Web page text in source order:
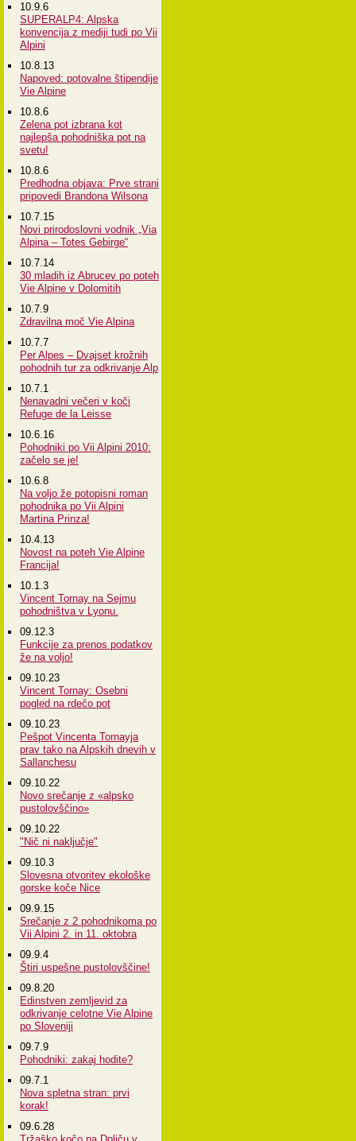
10.9.6
SUPERALP4: Alpska
konvencija z mediji tudi po Vii
Alpini
10.8.13
Napoved: potovalne štipendije
Vie Alpine
10.8.6
Zelena pot izbrana kot
najlepša pohodniška pot na
svetu!
10.8.6
Predhodna objava: Prve strani
pripovedi Brandona Wilsona
10.7.15
Novi prirodoslovni vodnik „Via
Alpina – Totes Gebirge“
10.7.14
30 mladih iz Abrucev po poteh
Vie Alpine v Dolomitih
10.7.9
Zdravilna moč Vie Alpina
10.7.7
Per Alpes – Dvajset krožnih
pohodnih tur za odkrivanje Alp
10.7.1
Nenavadni večeri v koči
Refuge de la Leisse
10.6.16
Pohodniki po Vii Alpini 2010:
začelo se je!
10.6.8
Na voljo že potopisni roman
pohodnika po Vii Alpini
Martina Prinza!
10.4.13
Novost na poteh Vie Alpine
Francija!
10.1.3
Vincent Tornay na Sejmu
pohodništva v Lyonu.
09.12.3
Funkcije za prenos podatkov
že na voljo!
09.10.23
Vincent Tornay: Osebni
pogled na rdečo pot
09.10.23
Pešpot Vincenta Tornayja
prav tako na Alpskih dnevih v
Sallanchesu
09.10.22
Novo srečanje z «alpsko
pustolovščino»
09.10.22
"Nič ni naključje"
09.10.3
Slovesna otvoritev ekološke
gorske koče Nice
09.9.15
Srečanje z 2 pohodnikoma po
Vii Alpini 2. in 11. oktobra
09.9.4
Štiri uspešne pustolovščine!
09.8.20
Edinstven zemljevid za
odkrivanje celotne Vie Alpine
po Sloveniji
09.7.9
Pohodniki: zakaj hodite?
09.7.1
Nova spletna stran: prvi
korak!
09.6.28